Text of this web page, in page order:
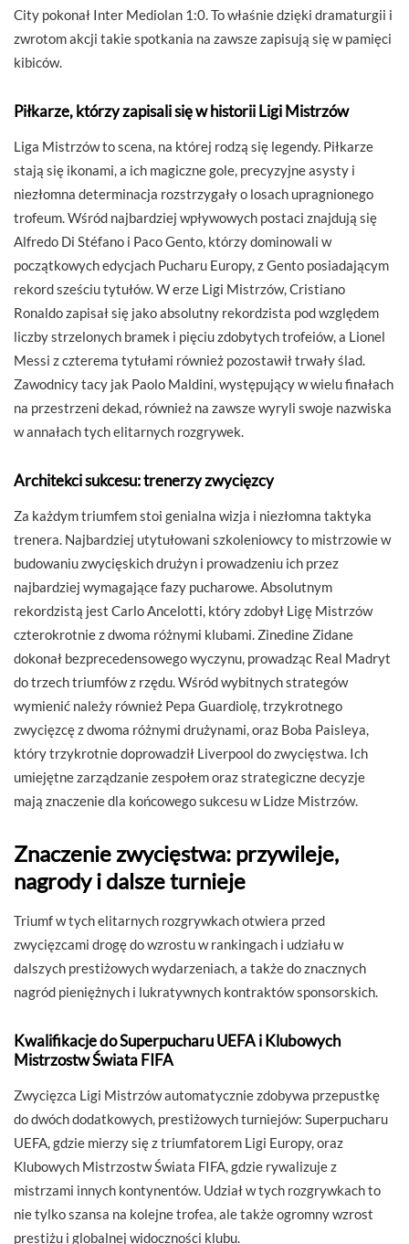
City pokonał Inter Mediolan 1:0. To właśnie dzięki dramaturgii i
zwrotom akcji takie spotkania na zawsze zapisują się w pamięci
kibiców.
Piłkarze, którzy zapisali się w historii Ligi Mistrzów
Liga Mistrzów to scena, na której rodzą się legendy. Piłkarze
stają się ikonami, a ich magiczne gole, precyzyjne asysty i
niezłomna determinacja rozstrzygały o losach upragnionego
trofeum. Wśród najbardziej wpływowych postaci znajdują się
Alfredo Di Stéfano i Paco Gento, którzy dominowali w
początkowych edycjach Pucharu Europy, z Gento posiadającym
rekord sześciu tytułów. W erze Ligi Mistrzów, Cristiano
Ronaldo zapisał się jako absolutny rekordzista pod względem
liczby strzelonych bramek i pięciu zdobytych trofeiów, a Lionel
Messi z czterema tytułami również pozostawił trwały ślad.
Zawodnicy tacy jak Paolo Maldini, występujący w wielu finałach
na przestrzeni dekad, również na zawsze wyryli swoje nazwiska
w annałach tych elitarnych rozgrywek.
Architekci sukcesu: trenerzy zwycięzcy
Za każdym triumfem stoi genialna wizja i niezłomna taktyka
trenera. Najbardziej utytułowani szkoleniowcy to mistrzowie w
budowaniu zwycięskich drużyn i prowadzeniu ich przez
najbardziej wymagające fazy pucharowe. Absolutnym
rekordzistą jest Carlo Ancelotti, który zdobył Ligę Mistrzów
czterokrotnie z dwoma różnymi klubami. Zinedine Zidane
dokonał bezprecedensowego wyczynu, prowadząc Real Madryt
do trzech triumfów z rzędu. Wśród wybitnych strategów
wymienić należy również Pepa Guardiolę, trzykrotnego
zwycięzcę z dwoma różnymi drużynami, oraz Boba Paisleya,
który trzykrotnie doprowadził Liverpool do zwycięstwa. Ich
umiejętne zarządzanie zespołem oraz strategiczne decyzje
mają znaczenie dla końcowego sukcesu w Lidze Mistrzów.
Znaczenie zwycięstwa: przywileje,
nagrody i dalsze turnieje
Triumf w tych elitarnych rozgrywkach otwiera przed
zwycięzcami drogę do wzrostu w rankingach i udziału w
dalszych prestiżowych wydarzeniach, a także do znacznych
nagród pieniężnych i lukratywnych kontraktów sponsorskich.
Kwalifikacje do Superpucharu UEFA i Klubowych
Mistrzostw Świata FIFA
Zwycięzca Ligi Mistrzów automatycznie zdobywa przepustkę
do dwóch dodatkowych, prestiżowych turniejów: Superpucharu
UEFA, gdzie mierzy się z triumfatorem Ligi Europy, oraz
Klubowych Mistrzostw Świata FIFA, gdzie rywalizuje z
mistrzami innych kontynentów. Udział w tych rozgrywkach to
nie tylko szansa na kolejne trofea, ale także ogromny wzrost
prestiżu i globalnej widoczności klubu.